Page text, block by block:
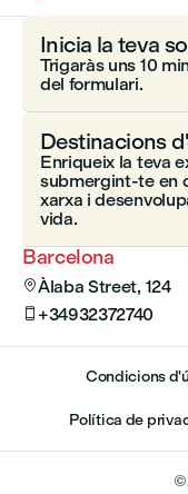
Barcelona
Àlaba Street, 124
 +34932372740
Inicia la teva
Trigaràs uns 10
del formulari.
Destinacions
Enriqueix la teva
submergint-te en
xarxa i
vida.
Condicions
Política de
©